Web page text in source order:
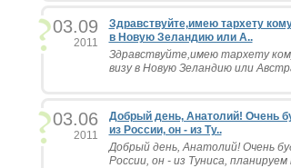
03.09
2011
Здравствуйте,имею тархету
в Новую Зеландию или А..
Здравствуйте,имею тархету
визу в Новую Зеландию или
03.06
2011
Добрый день, Анатолий! Очень
из России, он - из Ту..
Добрый день, Анатолий! Очень
России, он - из Туниса,